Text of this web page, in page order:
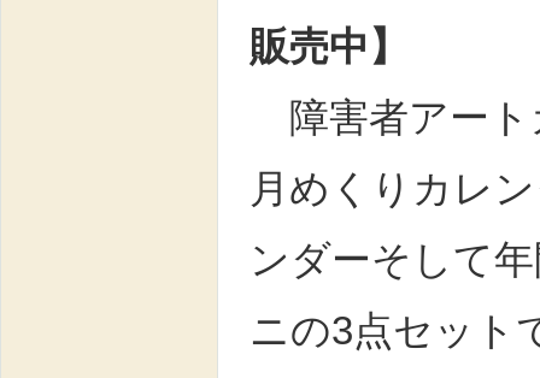
販売中】
障害者アート
月めくりカレ
ンダーそして
ニの3点セット